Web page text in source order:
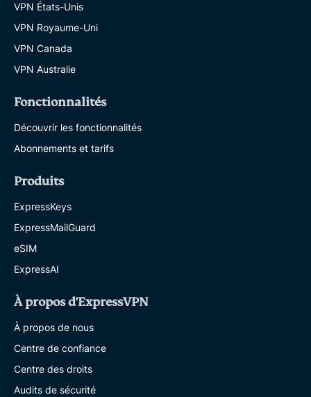
VPN États-Unis
VPN Royaume-Uni
VPN Canada
VPN Australie
Fonctionnalités
Découvrir les fonctionnalités
Abonnements et tarifs
Produits
ExpressKeys
ExpressMailGuard
eSIM
ExpressAI
À propos d'ExpressVPN
À propos de nous
Centre de confiance
Centre des droits
Audits de sécurité